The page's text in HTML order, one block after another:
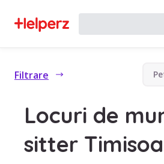
Filtrare
Locuri de
sitter